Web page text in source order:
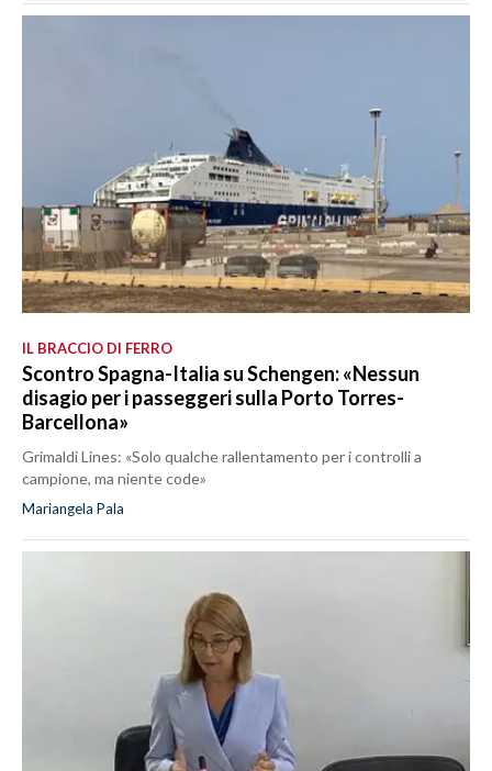
IL BRACCIO DI FERRO
Scontro Spagna-Italia su Schengen: «Nessun
disagio per i passeggeri sulla Porto Torres-
Barcellona»
Grimaldi Lines: «Solo qualche rallentamento per i controlli a
campione, ma niente code»
Mariangela Pala